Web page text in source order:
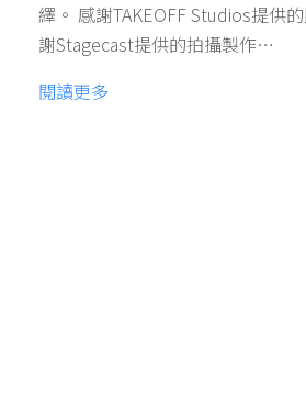
繹。 感謝TAKEOFF Studios提供
謝Stagecast提供的拍攝製作…
閱讀更多